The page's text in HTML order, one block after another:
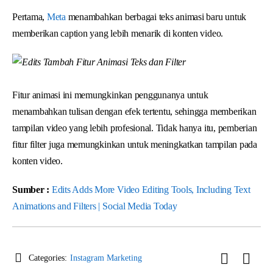
Pertama, Meta menambahkan berbagai teks animasi baru untuk
memberikan caption yang lebih menarik di konten video.
Fitur animasi ini memungkinkan penggunanya untuk
menambahkan tulisan dengan efek tertentu, sehingga memberikan
tampilan video yang lebih profesional. Tidak hanya itu, pemberian
fitur filter juga memungkinkan untuk meningkatkan tampilan pada
konten video.
Sumber : Edits Adds More Video Editing Tools, Including Text
Animations and Filters | Social Media Today
Categories: Instagram Marketing